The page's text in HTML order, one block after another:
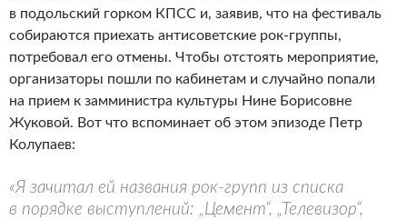
в подольский горком КПСС и, заявив, что на фестиваль
собираются приехать антисоветские рок-группы,
потребовал его отмены. Чтобы отстоять мероприятие,
организаторы пошли по кабинетам и случайно попали
на прием к замминистра культуры Нине Борисовне
Жуковой. Вот что вспоминает об этом эпизоде Петр
Колупаев:
«Я зачитал ей названия рок-групп из списка
в порядке выступлений: „Цемент“, „Телевизор“,